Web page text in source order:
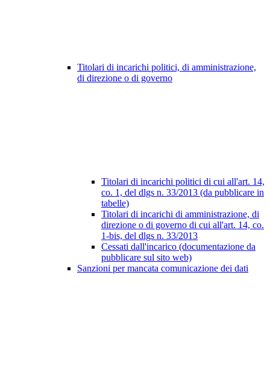
Titolari di incarichi politici, di amministrazione,
di direzione o di governo
Titolari di incarichi politici di cui all'art. 14,
co. 1, del dlgs n. 33/2013 (da pubblicare in
tabelle)
Titolari di incarichi di amministrazione, di
direzione o di governo di cui all'art. 14, co.
1-bis, del dlgs n. 33/2013
Cessati dall'incarico (documentazione da
pubblicare sul sito web)
Sanzioni per mancata comunicazione dei dati